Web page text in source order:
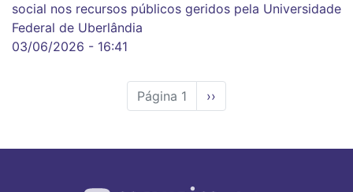
social nos recursos públicos geridos pela Universidade
Federal de Uberlândia
03/06/2026 - 16:41
Página 1
Próxima
página
››